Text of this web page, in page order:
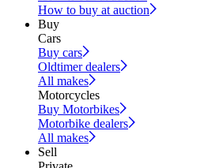
How to buy at auction
Buy
Cars
Buy cars
Oldtimer dealers
All makes
Motorcycles
Buy Motorbikes
Motorbike dealers
All makes
Sell